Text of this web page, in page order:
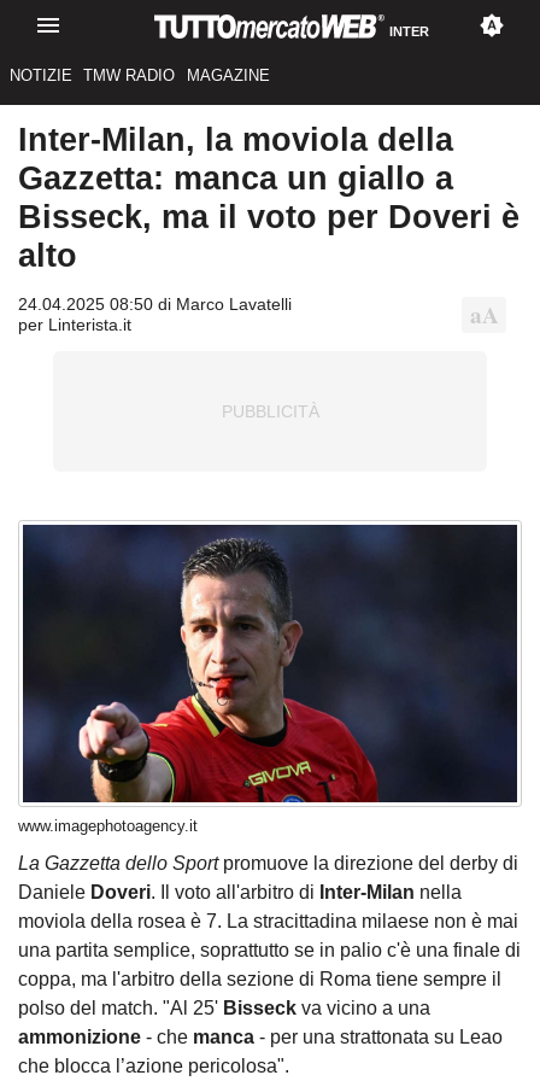
INTER
NOTIZIE TMW RADIO MAGAZINE
Inter-Milan, la moviola della
Gazzetta: manca un giallo a
Bisseck, ma il voto per Doveri è
alto
24.04.2025 08:50 di Marco Lavatelli
per Linterista.it
www.imagephotoagency.it
La Gazzetta dello Sport promuove la direzione del derby di
Daniele Doveri. Il voto all'arbitro di Inter-Milan nella
moviola della rosea è 7. La stracittadina milaese non è mai
una partita semplice, soprattutto se in palio c'è una finale di
coppa, ma l'arbitro della sezione di Roma tiene sempre il
polso del match. "Al 25' Bisseck va vicino a una
ammonizione - che manca - per una strattonata su Leao
che blocca l’azione pericolosa".